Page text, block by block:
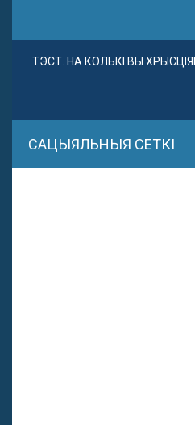
ТЭСТ. НА КОЛЬКІ ВЫ
САЦЫЯЛЬНЫЯ СЕТКІ